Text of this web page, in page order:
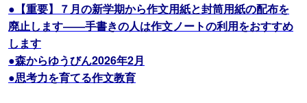
●【重要】７月の新学期から作文用紙と封筒用紙の配布を
廃止します――手書きの人は作文ノートの利用をおすすめ
します
●森からゆうびん2026年2月
●思考力を育てる作文教育